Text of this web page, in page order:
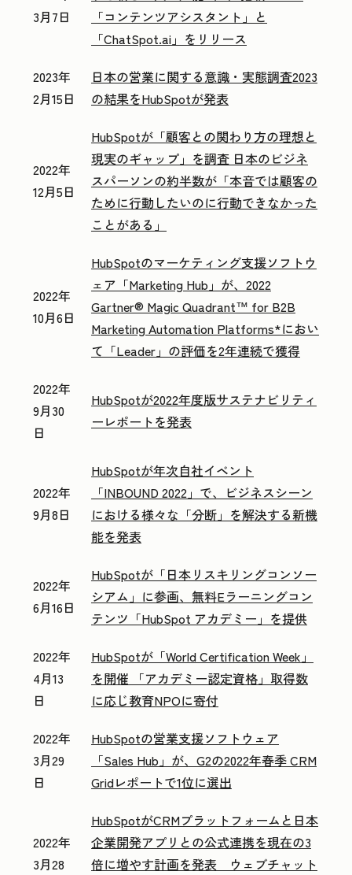
3月7日
「コンテンツアシスタント」と
「ChatSpot.ai」をリリース
2023年
2月15日
日本の営業に関する意識・実態調査2023
の結果をHubSpotが発表
2022年
12月5日
HubSpotが「顧客との関わり方の理想と
現実のギャップ」を調査 日本のビジネ
スパーソンの約半数が「本音では顧客の
ために行動したいのに行動できなかった
ことがある」
2022年
10月6日
HubSpotのマーケティング支援ソフトウ
ェア「Marketing Hub」が、2022
Gartner® Magic Quadrant™ for B2B
Marketing Automation Platforms*におい
て「Leader」の評価を2年連続で獲得
2022年
9月30
日
HubSpotが2022年度版サステナビリティ
ーレポートを発表
2022年
9月8日
HubSpotが年次自社イベント
「INBOUND 2022」で、ビジネスシーン
における様々な「分断」を解決する新機
能を発表
2022年
6月16日
HubSpotが「日本リスキリングコンソー
シアム」に参画、無料Eラーニングコン
テンツ「HubSpot アカデミー」を提供
2022年
4月13
日
HubSpotが「World Certification Week」
を開催 「アカデミー認定資格」取得数
に応じ教育NPOに寄付
2022年
3月29
日
HubSpotの営業支援ソフトウェア
「Sales Hub」が、G2の2022年春季 CRM
Gridレポートで1位に選出
2022年
3月28
HubSpotがCRMプラットフォームと日本
企業開発アプリとの公式連携を現在の3
倍に増やす計画を発表 ウェブチャット